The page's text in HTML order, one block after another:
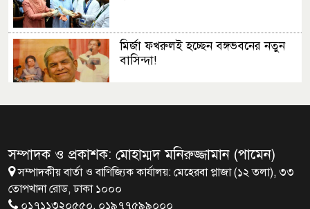
মির্জা ফখরুলই হচ্ছেন বঙ্গভবনের নতুন
বাসিন্দা!
প্রধানমন্ত্রীর সঙ্গে খুদে শিল্পী অনুশ্রীর
সাক্ষাৎ
সম্পাদক ও প্রকাশক: মোহাম্মদ মনিরুজ্জামান (পামেন)
সম্পাদকীয় বার্তা ও বাণিজ্যিক কার্যালয়: মেহেরবা প্লাজা (১২ তলা), ৩৩
তোপখানা রোড, ঢাকা ১০০০
০১৭১১৩২০৫৫০, ০১৯৭৭৫৯৯০০০